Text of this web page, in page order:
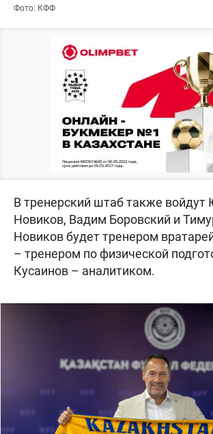
Фото: КФФ
В тренерский штаб также войдут
Новиков, Вадим Боровский и
Новиков будет тренером
– тренером по физической
Кусаинов – аналитиком.